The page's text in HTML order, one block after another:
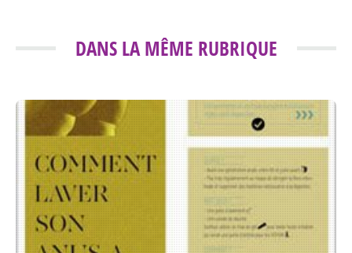
DANS LA MÊME RUBRIQUE